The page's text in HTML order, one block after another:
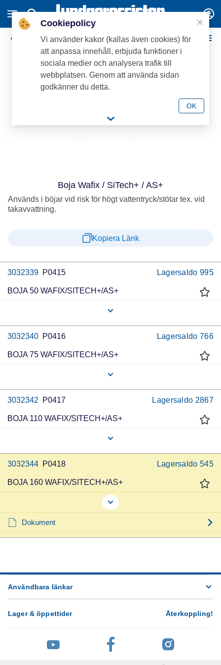
Wavin AS+ avloppsrördelar
Boja Wafix / SiTech+ / AS+
Används i böjar vid risk för högt vattentryck/stötar tex. vid
takavvattning.
Kopiera Länk
3032339 P0415 Lagersaldo 995
BOJA 50 WAFIX/SITECH+/AS+
3032340 P0416 Lagersaldo 766
BOJA 75 WAFIX/SITECH+/AS+
3032342 P0417 Lagersaldo 2867
BOJA 110 WAFIX/SITECH+/AS+
3032344 P0418 Lagersaldo 545
BOJA 160 WAFIX/SITECH+/AS+
Dokument
Användbara länkar
Lager & öppettider Återkoppling!
Cookiepolicy
Vi använder kakor (kallas även cookies) för
att anpassa innehåll, erbjuda funktioner i
sociala medier och analysera trafik till
webbplatsen. Genom att använda sidan
godkänner du detta.
OK